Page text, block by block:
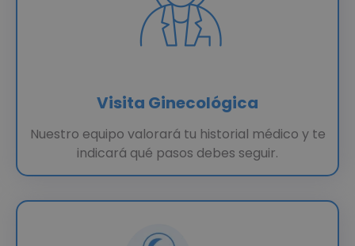
Visita Ginecológica
Nuestro equipo valorará tu historial médico y te
indicará qué pasos debes seguir.